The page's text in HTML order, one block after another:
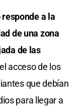
a la
de una zona
de las
acceso de los
que debían
para llegar a